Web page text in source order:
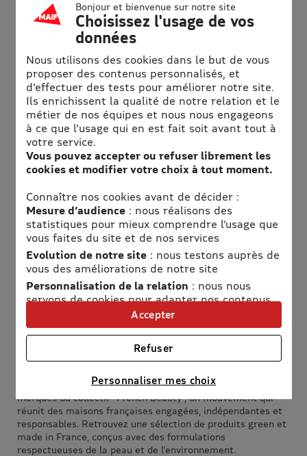
La Grande Parfumerie :
L’Excellence de la parfumerie à
prix privilégiés
Accédez à une sélection exceptionnelle de parfumerie
sélective à prix réduits. Découvrez plus de 7 000
références parmi les plus grandes marques de luxe telles
que Dior, Guerlain, Lancôme, mais aussi des créations plus
rares et des marques émergentes tendances.
Une offre complète pour toutes les envies
Parfums : pour femmes, hommes et enfants
Maquillage : teint, yeux, lèvres, ongles, palettes et
accessoires
Soins : visage, corps, bain, solaire, soins pour hommes
Cheveux : appareils, accessoires, soins et parfums
Coffrets et accessoires : rasoirs, pinceaux, articles de
voyage et décoration
Parfums d’intérieur : pour une ambiance élégante et
raffinée
Un engagement pour la "French Beauty"
La Grande Parfumerie met également en avant des
marques du collectif "French Beauty", un mouvement qui
réunit des maisons françaises engagées, indépendantes et
responsables. Retrouvez une sélection de produits green et
made in France, conçus avec des formulations
respectueuses de la peau et de l’environnement.
Bonjour et bienvenue sur notre site
Choisissez l'usage de vos
données
Nous utilisons des cookies dans le but de vous
proposer des contenus personnalisés, et
d'effectuer des tests pour améliorer notre site.
Ils enrichissent la qualité de notre relation et le
métier de nos équipes et nous nous engageons
à ce que l'usage qui en est fait soit avant tout à
votre service.
Vous pouvez accepter ou refuser librement les
cookies et modifier votre choix à tout moment.
Connaître nos cookies avant de décider :
Mesure d’audience: nous réalisons des
statistiques pour mieux comprendre l’usage que
vous faites du site et de nos services
Evolution de notre site: nous testons auprès de
vous des améliorations de notre site
Personnalisation de la relation : nous nous
servons de cookies pour adapter nos contenus
et personnaliser nos offres
Univers publicitaire: nous utilisons avec nos
partenaires des cookies pour afficher des
publicités personnalisées
Connaître notre politique cookies et la liste de nos
Personnaliser mes choix
Refuser
Accepter